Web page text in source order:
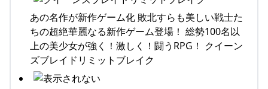
あの名作が新作ゲーム化 敗北すらも美しい戦士た
ちの超絶華麗なる新作ゲーム登場！ 総勢100名以
上の美少女が強く！激しく！闘うRPG！ クイーン
ズブレイドリミットブレイク